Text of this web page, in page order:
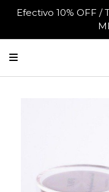
Efectivo 10% OFF /